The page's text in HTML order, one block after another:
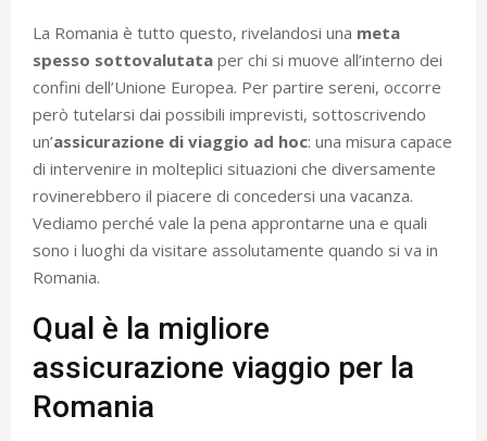
La Romania è tutto questo, rivelandosi una meta
spesso sottovalutata per chi si muove all’interno dei
confini dell’Unione Europea. Per partire sereni, occorre
però tutelarsi dai possibili imprevisti, sottoscrivendo
un’assicurazione di viaggio ad hoc: una misura capace
di intervenire in molteplici situazioni che diversamente
rovinerebbero il piacere di concedersi una vacanza.
Vediamo perché vale la pena approntarne una e quali
sono i luoghi da visitare assolutamente quando si va in
Romania.
Qual è la migliore
assicurazione viaggio per la
Romania